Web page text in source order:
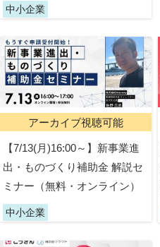
中小企業
アーカイブ視聴可能
【7/13(月)16:00～】新事業進
出・ものづくり補助金 解説セ
ミナー（無料・オンライン）
中小企業